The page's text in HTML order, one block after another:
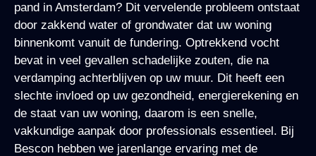
pand in Amsterdam? Dit vervelende probleem ontstaat
door zakkend water of grondwater dat uw woning
binnenkomt vanuit de fundering. Optrekkend vocht
bevat in veel gevallen schadelijke zouten, die na
verdamping achterblijven op uw muur. Dit heeft een
slechte invloed op uw gezondheid, energierekening en
de staat van uw woning, daarom is een snelle,
vakkundige aanpak door professionals essentieel. Bij
Bescon hebben we jarenlange ervaring met de